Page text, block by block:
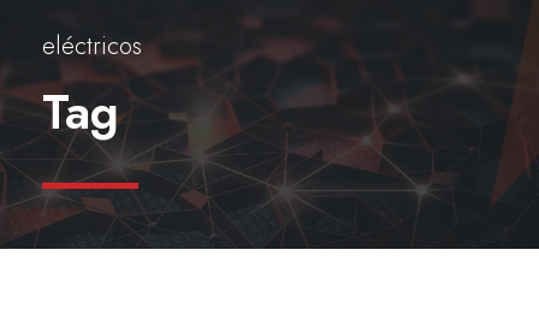
eléctricos
Tag